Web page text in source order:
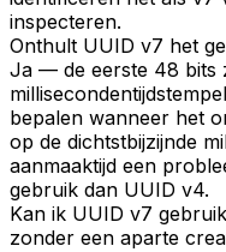
inspecteren.
Onthult UUID v7 het
Ja — de eerste 48 bits
bepalen wanneer het
op de dichtstbijzijnde
aanmaaktijd een
gebruik dan UUID v4.
Kan ik UUID v7
zonder een aparte